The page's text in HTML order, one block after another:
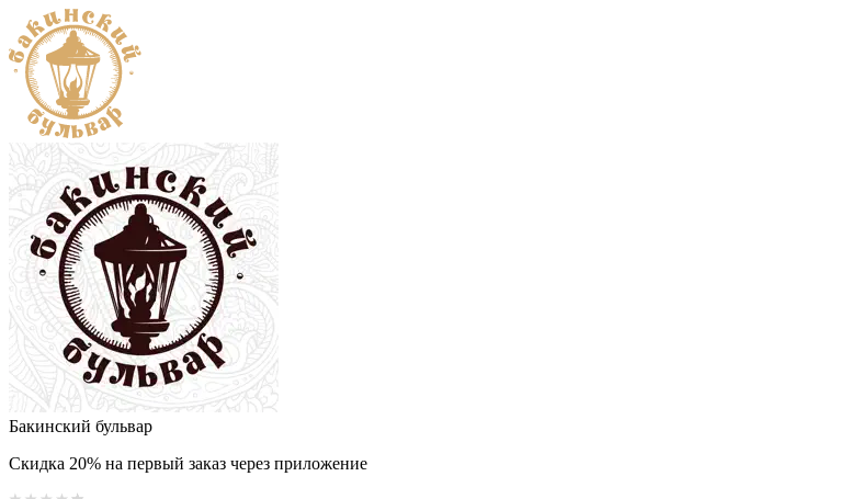
Бакинский бульвар
Скидка 20% на первый заказ через приложение